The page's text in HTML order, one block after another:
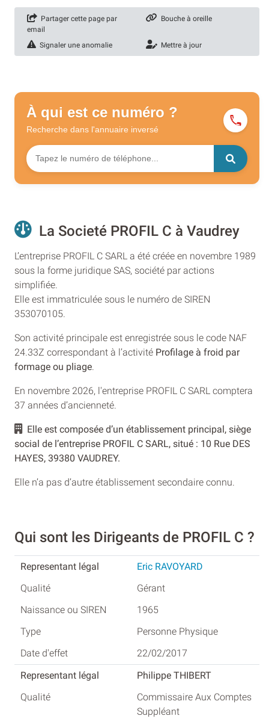
Partager cette page par
email
Bouche à oreille
Signaler une anomalie Mettre à jour
À qui est ce numéro ?
Recherche dans l'annuaire inversé
La Societé PROFIL C à Vaudrey
L’entreprise PROFIL C SARL a été créée en novembre 1989
sous la forme juridique SAS, société par actions
simplifiée.
Elle est immatriculée sous le numéro de SIREN
353070105.
Son activité principale est enregistrée sous le code NAF
24.33Z correspondant à l’activité Profilage à froid par
formage ou pliage
En novembre 2026, l'entreprise PROFIL C SARL comptera
37 années d’ancienneté.
Elle est composée d’un établissement principal, siège
social de l’entreprise PROFIL C SARL, situé : 10 Rue DES
HAYES, 39380 VAUDREY.
Elle n’a pas d’autre établissement secondaire connu.
Qui sont les Dirigeants de PROFIL C ?
Eric RAVOYARD
Gérant
1965
Personne Physique
22/02/2017
Philippe THIBERT
Commissaire Aux Comptes
Suppléant